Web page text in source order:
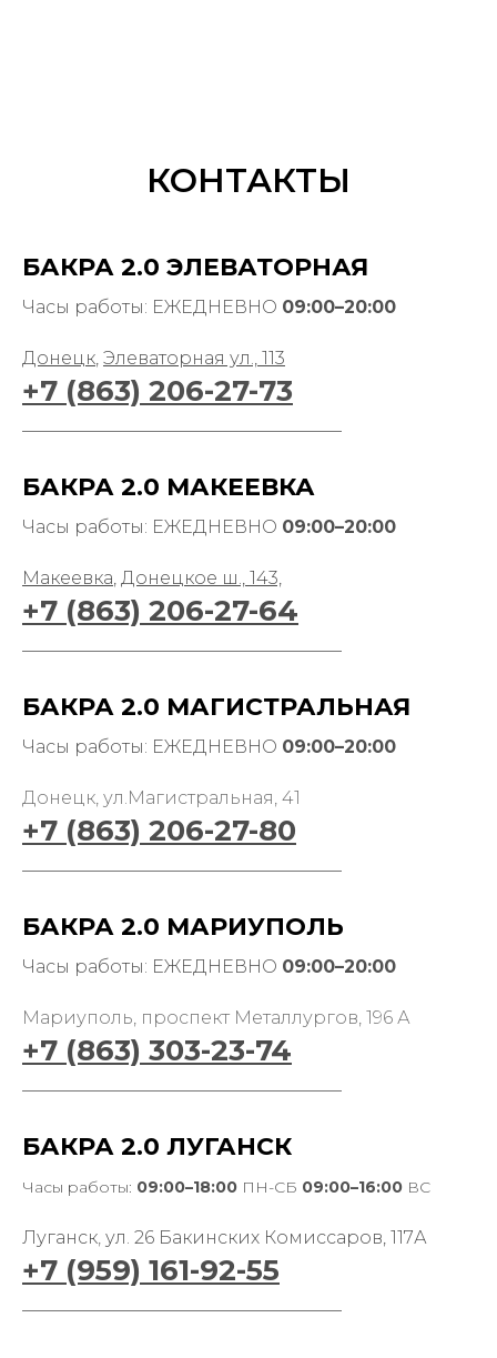
КОНТАКТЫ
БАКРА 2.0 ЭЛЕВАТОРНАЯ
Часы работы: ЕЖЕДНЕВНО 09:00–20:00
Донецк, Элеваторная ул., 113
+7 (863) 206-27-73
БАКРА 2.0 МАКЕЕВКА
Часы работы: ЕЖЕДНЕВНО 09:00–20:00
Макеевка, Донецкое ш., 143,
+7 (863) 206-27-64
БАКРА 2.0 МАГИСТРАЛЬНАЯ
Часы работы: ЕЖЕДНЕВНО 09:00–20:00
Донецк, ул.Магистральная, 41
+7 (863) 206-27-80
БАКРА 2.0 МАРИУПОЛЬ
Часы работы: ЕЖЕДНЕВНО 09:00–20:00
Мариуполь, проспект Металлургов, 196 А
+7 (863) 303-23-74
БАКРА 2.0 ЛУГАНСК
Часы работы: 09:00–18:00 ПН-СБ 09:00–16:00 ВС
Луганск, ул. 26 Бакинских Комиссаров, 117А
+7 (959) 161-92-55